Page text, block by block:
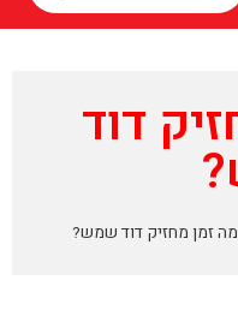
דוד
זמן מחזיק דוד שמש?